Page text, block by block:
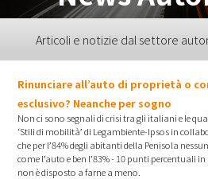
Articoli e notizie dal settore
Rinunciare all’auto di proprietà o
esclusivo? Neanche per sogno
Non ci sono segnali di crisi tra gli italiani e le
‘Stili di mobilità’ di Legambiente-Ipsos in
che per l’84% degli abitanti della Penisola
come l’auto e ben l’83% - 10 punti percentuali
non è disposto a farne a meno.